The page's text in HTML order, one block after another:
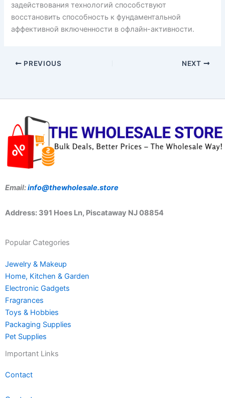
задействования технологий способствуют
восстановить способность к фундаментальной
аффективной включенности в офлайн-активности.
PREVIOUS NEXT
Email:info@thewholesale.store
Address: 391 Hoes Ln, Piscataway NJ 08854
Popular Categories
Jewelry & Makeup
Home, Kitchen & Garden
Electronic Gadgets
Fragrances
Toys & Hobbies
Packaging Supplies
Pet Supplies
Important Links
Contact